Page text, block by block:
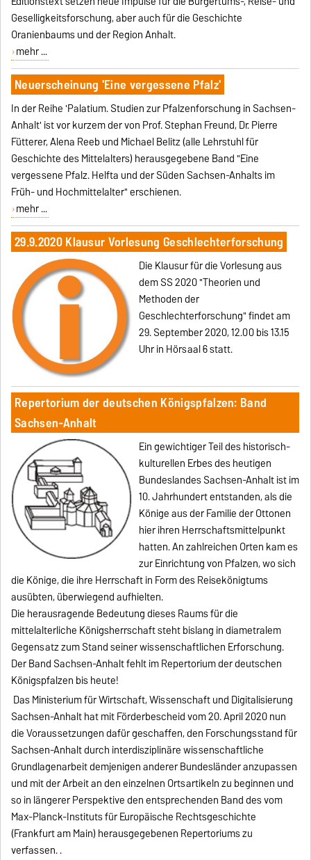
Geselligkeitsforschung, aber auch für die Geschichte
Oranienbaums und der Region Anhalt.
mehr ...
Neuerscheinung 'Eine vergessene Pfalz'
In der Reihe 'Palatium. Studien zur Pfalzenforschung in Sachsen-
Anhalt' ist vor kurzem der von Prof. Stephan Freund, Dr. Pierre
Fütterer, Alena Reeb und Michael Belitz (alle Lehrstuhl für
Geschichte des Mittelalters) herausgegebene Band "Eine
vergessene Pfalz. Helfta und der Süden Sachsen-Anhalts im
Früh- und Hochmittelalter" erschienen.
mehr ...
29.9.2020 Klausur Vorlesung Geschlechterforschung
Die Klausur für die Vorlesung aus
dem SS 2020 "Theorien und
Methoden der
Geschlechterforschung" findet am
29. September 2020, 12.00 bis 13.15
Uhr in Hörsaal 6 statt.
Repertorium der deutschen Königspfalzen: Band
Sachsen-Anhalt
Ein gewichtiger Teil des historisch-
kulturellen Erbes des heutigen
Bundeslandes Sachsen-Anhalt ist im
10. Jahrhundert entstanden, als die
Könige aus der Familie der Ottonen
hier ihren Herrschaftsmittelpunkt
hatten. An zahlreichen Orten kam es
zur Einrichtung von Pfalzen, wo sich
die Könige, die ihre Herrschaft in Form des Reisekönigtums
ausübten, überwiegend aufhielten.
Die herausragende Bedeutung dieses Raums für die
mittelalterliche Königsherrschaft steht bislang in diametralem
Gegensatz zum Stand seiner wissenschaftlichen Erforschung.
Der Band Sachsen-Anhalt fehlt im Repertorium der deutschen
Königspfalzen bis heute!
Das Ministerium für Wirtschaft, Wissenschaft und Digitalisierung
Sachsen-Anhalt hat mit Förderbescheid vom 20. April 2020 nun
die Voraussetzungen dafür geschaffen, den Forschungsstand für
Sachsen-Anhalt durch interdisziplinäre wissenschaftliche
Grundlagenarbeit demjenigen anderer Bundesländer anzupassen
und mit der Arbeit an den einzelnen Ortsartikeln zu beginnen und
so in längerer Perspektive den entsprechenden Band des vom
Max-Planck-Instituts für Europäische Rechtsgeschichte
(Frankfurt am Main) herausgegebenen Repertoriums zu
verfassen. .